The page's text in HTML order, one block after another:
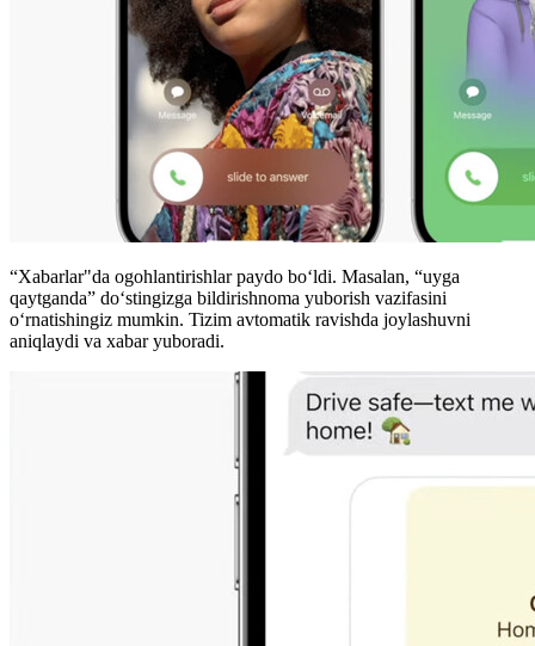
“Xabarlar"da ogohlantirishlar paydo bo‘ldi. Masalan, “uyga
qaytganda” do‘stingizga bildirishnoma yuborish vazifasini
o‘rnatishingiz mumkin. Tizim avtomatik ravishda joylashuvni
aniqlaydi va xabar yuboradi.